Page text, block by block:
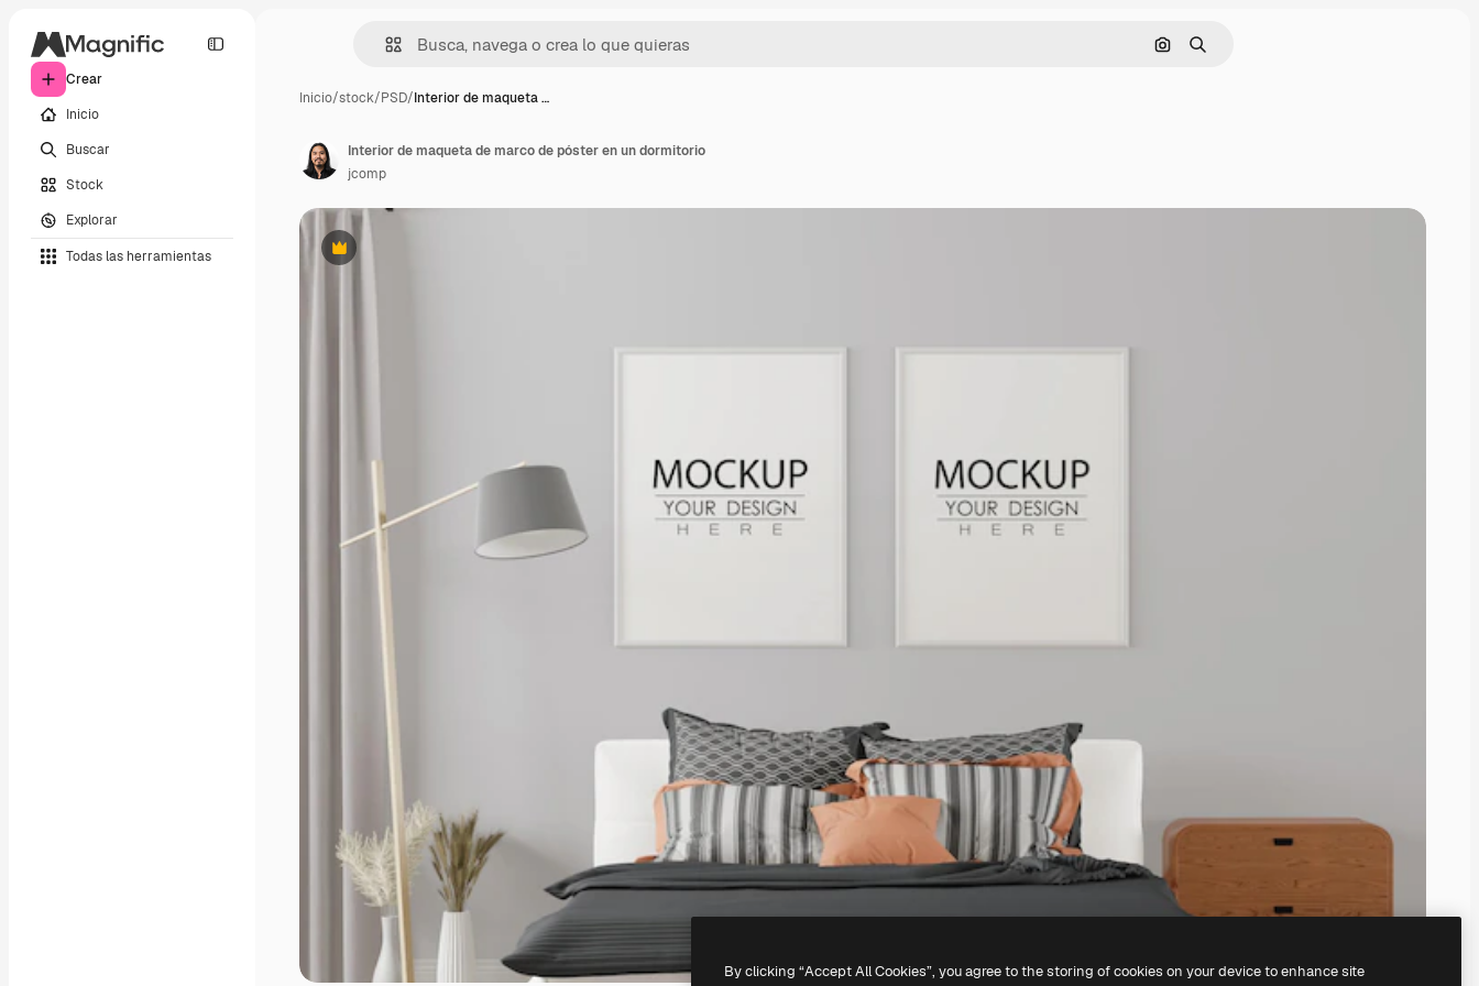
Crear
Inicio
Buscar
Stock
Explorar
Todas las herramientas
Buscar por imagen
Buscar
Inicio/stock/PSD/Interior de maqueta …
Premium
Interior de maqueta de marco de póster en un dormitorio
jcomp
By clicking “Accept All Cookies”, you agree to the storing of cookies on your device to enhance site